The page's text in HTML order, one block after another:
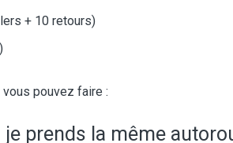
+ 10 retours)
pouvez faire :
prends la même